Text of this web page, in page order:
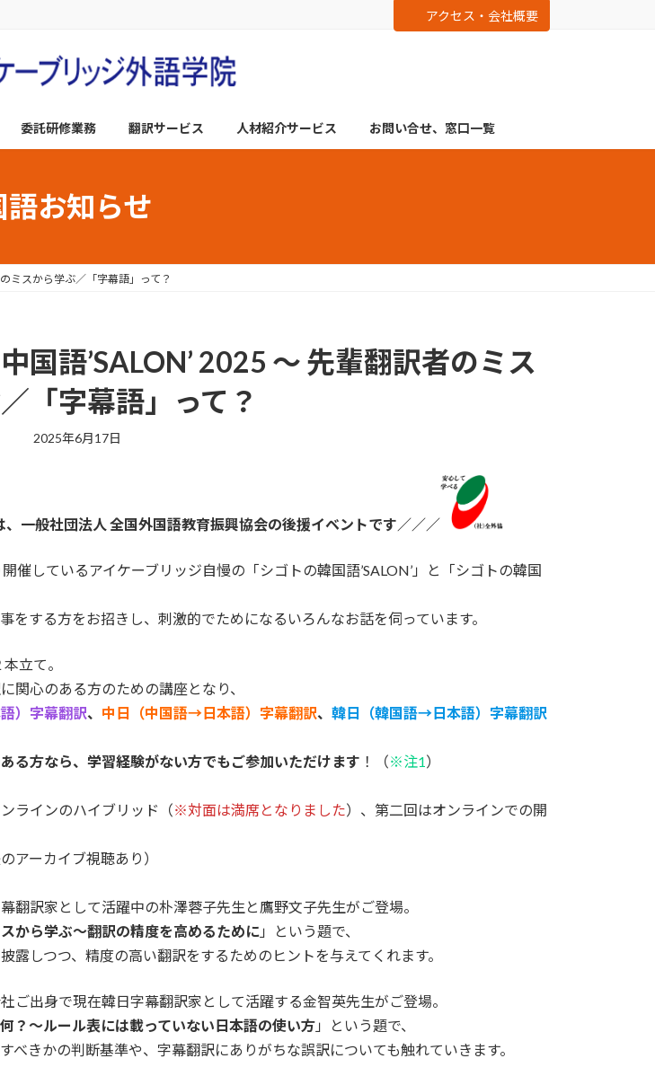
アクセス・会社概要
委託研修業務 翻訳サービス 人材紹介サービス お問い合せ、窓口一覧
語お知らせ
ミスから学ぶ／「字幕語」って？
国語’SALON’ 2025 ～ 先輩翻訳者のミス
「字幕語」って？
最
時
2025年6月17日
、一般社団法人 全国外国語教育振興協会の後援イベントです／／／
催しているアイケーブリッジ自慢の「シゴトの韓国語’SALON’」と「シゴトの韓国
をする方をお招きし、刺激的でためになるいろんなお話を伺っています。
立て。
関心のある方のための講座となり、
）字幕翻訳、 中日（中国語→日本語）字幕翻訳、 韓日（韓国語→日本語）字幕翻訳
る方なら、学習経験がない方でもご参加いただけます ！（※注1）
ラインのハイブリッド（※対面は満席となりました）、第二回はオンラインでの開
アーカイブ視聴あり）
翻訳家として活躍中の朴澤蓉子先生と鷹野文子先生がご登場。
から学ぶ～翻訳の精度を高めるために 」という題で、
露しつつ、精度の高い翻訳をするためのヒントを与えてくれます。
ご出身で現在韓日字幕翻訳家として活躍する金智英先生がご登場。
何？～ルール表には載っていない日本語の使い方」という題で、
べきかの判断基準や、字幕翻訳にありがちな誤訳についても触れていきます。